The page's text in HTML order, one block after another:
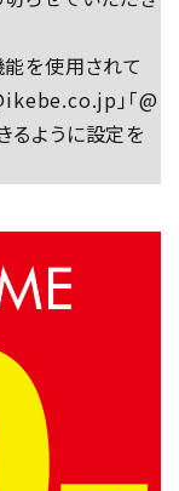
を使用されて
」「@
るように設定を